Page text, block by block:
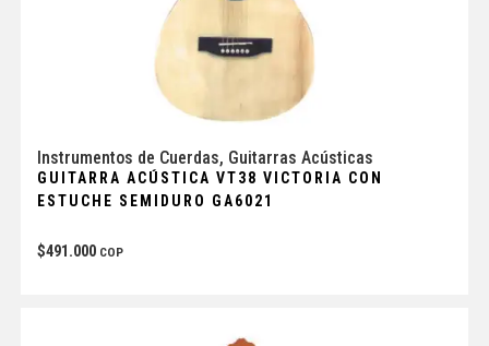
Instrumentos de Cuerdas, Guitarras Acústicas
GUITARRA ACÚSTICA VT38 VICTORIA CON
ESTUCHE SEMIDURO GA6021
$491.000 COP